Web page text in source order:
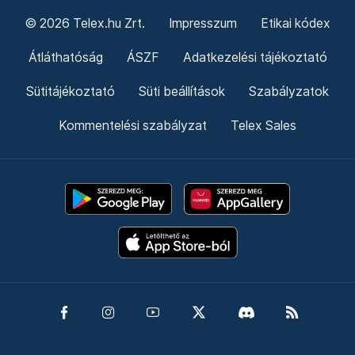
© 2026 Telex.hu Zrt. Impresszum Etikai kódex
Átláthatóság ÁSZF Adatkezelési tájékoztató
Sütitájékoztató Süti beállítások Szabályzatok
Kommentelési szabályzat Telex Sales